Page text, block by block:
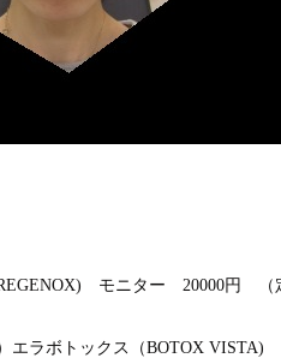
モニター 20000円 （
エラボトックス（BOTOX